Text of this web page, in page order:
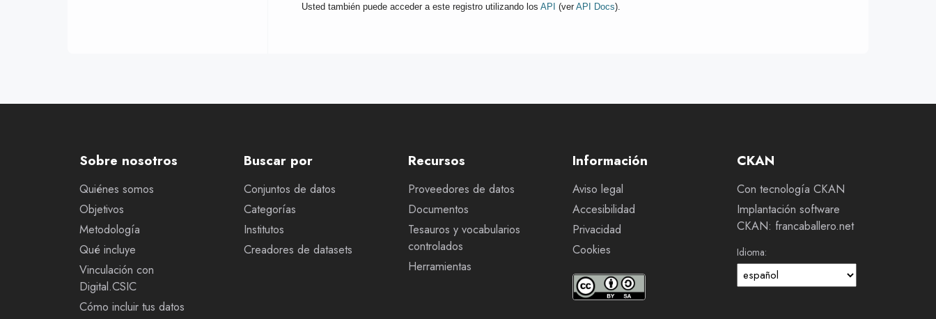
Usted también puede acceder a este registro utilizando los API (ver API Docs).
Sobre nosotros
Quiénes somos
Objetivos
Metodología
Qué incluye
Vinculación con
Digital.CSIC
Cómo incluir tus datos
Buscar por
Conjuntos de datos
Categorías
Institutos
Creadores de datasets
Recursos
Proveedores de datos
Documentos
Tesauros y vocabularios
controlados
Herramientas
Información
Aviso legal
Accesibilidad
Privacidad
Cookies
CKAN
Con tecnología CKAN
Implantación software
CKAN: francaballero.net
Idioma